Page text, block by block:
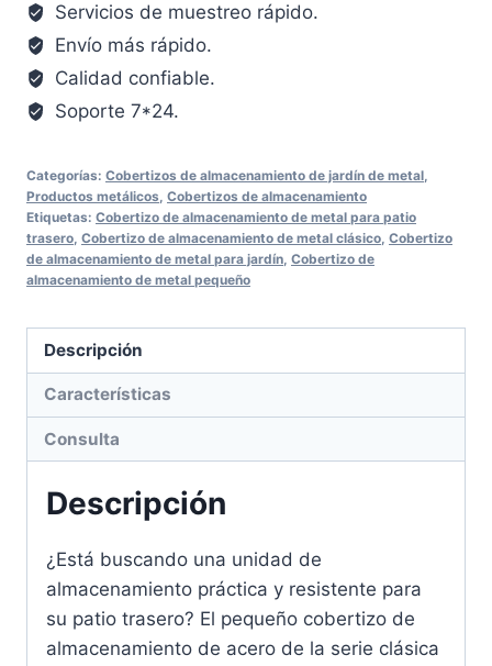
Servicios de muestreo rápido.
Envío más rápido.
Calidad confiable.
Soporte 7*24.
Categorías: Cobertizos de almacenamiento de jardín de metal,
Productos metálicos, Cobertizos de almacenamiento
Etiquetas: Cobertizo de almacenamiento de metal para patio
trasero, Cobertizo de almacenamiento de metal clásico, Cobertizo
de almacenamiento de metal para jardín, Cobertizo de
almacenamiento de metal pequeño
Descripción
Características
Consulta
Descripción
¿Está buscando una unidad de
almacenamiento práctica y resistente para
su patio trasero? El pequeño cobertizo de
almacenamiento de acero de la serie clásica